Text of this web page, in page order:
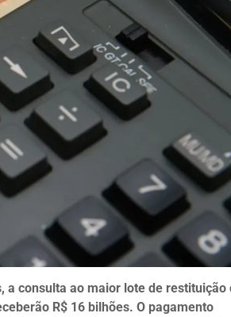
a consulta ao maior lote de restituição
R$ 16 bilhões. O pagamento